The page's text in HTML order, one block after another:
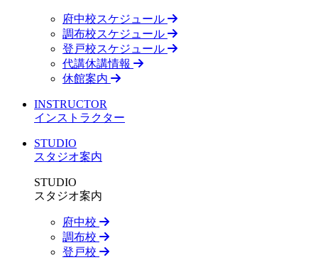
府中校スケジュール
調布校スケジュール
登戸校スケジュール
代講休講情報
休館案内
INSTRUCTOR
インストラクター
STUDIO
スタジオ案内
STUDIO
スタジオ案内
府中校
調布校
登戸校